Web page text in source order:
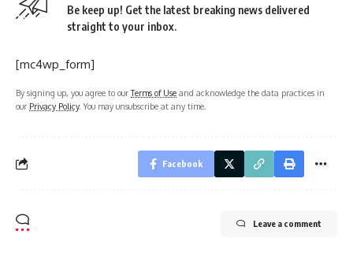
Be keep up! Get the latest breaking news delivered
straight to your inbox.
[mc4wp_form]
By signing up, you agree to ourTerms of Use and acknowledge the data practices in
our Privacy Policy. You may unsubscribe at any time.
Facebook
Leave a comment